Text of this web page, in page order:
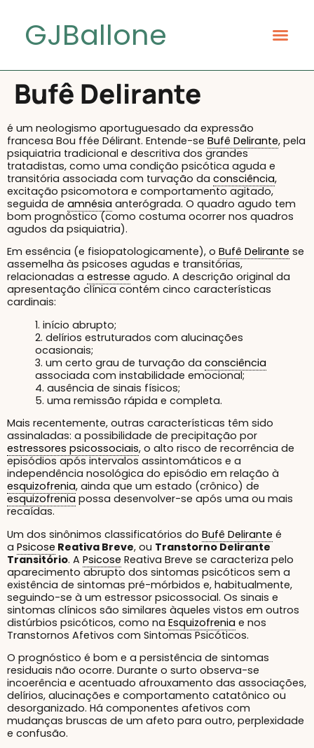
GJBallone
Bufê Delirante
é um neologismo aportuguesado da expressão
francesa Bou ffée Délirant. Entende-se Bufê Delirante, pela
psiquiatria tradicional e descritiva dos grandes
tratadistas, como uma condição psicótica aguda e
transitória associada com turvação da consciência,
excitação psicomotora e comportamento agitado,
seguida de amnésia anterógrada. O quadro agudo tem
bom prognóstico (como costuma ocorrer nos quadros
agudos da psiquiatria).
Em essência (e fisiopatologicamente), o Bufê Delirante se
assemelha às psicoses agudas e transitórias,
relacionadas a estresse agudo. A descrição original da
apresentação clínica contém cinco características
cardinais:
1. início abrupto;
2. delírios estruturados com alucinações
ocasionais;
3. um certo grau de turvação da consciência
associada com instabilidade emocional;
4. ausência de sinais físicos;
5. uma remissão rápida e completa.
Mais recentemente, outras características têm sido
assinaladas: a possibilidade de precipitação por
estressores psicossociais, o alto risco de recorrência de
episódios após intervalos assintomáticos e a
independência nosológica do episódio em relação à
esquizofrenia, ainda que um estado (crônico) de
esquizofrenia possa desenvolver-se após uma ou mais
recaídas.
Um dos sinônimos classificatórios do Bufê Delirante é
a Psicose Reativa Breve, ou Transtorno Delirante
Transitório. A Psicose Reativa Breve se caracteriza pelo
aparecimento abrupto dos sintomas psicóticos sem a
existência de sintomas pré-mórbidos e, habitualmente,
seguindo-se à um estressor psicossocial. Os sinais e
sintomas clínicos são similares àqueles vistos em outros
distúrbios psicóticos, como na Esquizofrenia e nos
Transtornos Afetivos com Sintomas Psicóticos.
O prognóstico é bom e a persistência de sintomas
residuais não ocorre. Durante o surto observa-se
incoerência e acentuado afrouxamento das associações,
delírios, alucinações e comportamento catatônico ou
desorganizado. Há componentes afetivos com
mudanças bruscas de um afeto para outro, perplexidade
e confusão.